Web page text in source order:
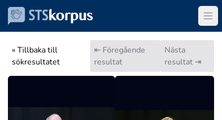
« Tillbaka till
sökresultatet
⇤ Föregående
resultat
Nästa
resultat ⇥